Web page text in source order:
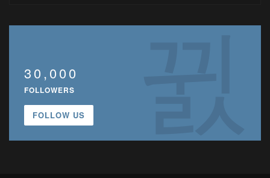
30,000
FOLLOWERS
FOLLOW US